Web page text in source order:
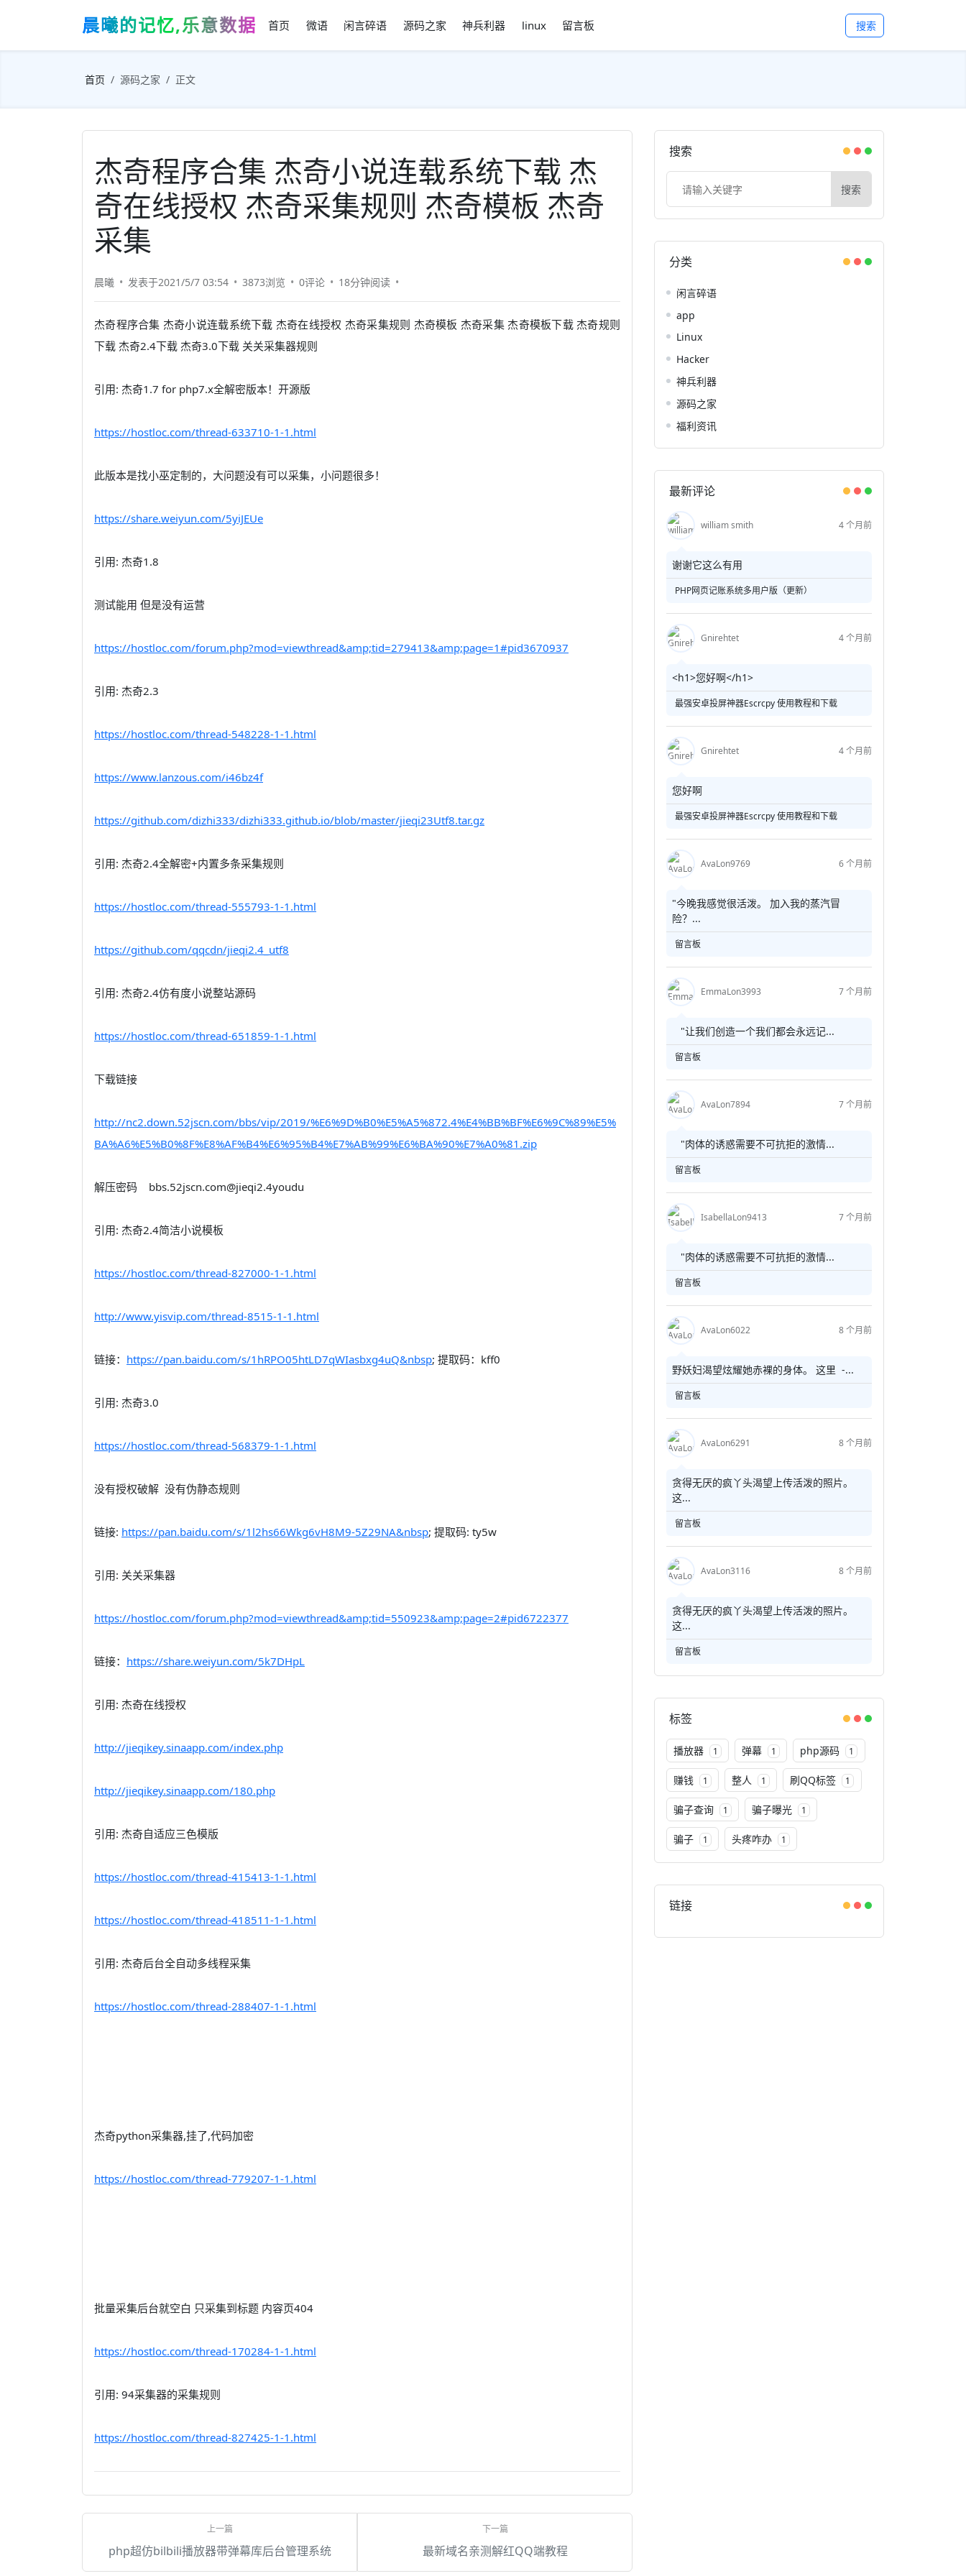
晨曦的记忆,乐意数据 首页 微语 闲言碎语 源码之家 神兵利器 linux 留言板 搜索
首页 源码之家 正文
杰奇程序合集 杰奇小说连载系统下载 杰
奇在线授权 杰奇采集规则 杰奇模板 杰奇
采集
晨曦 发表于2021/5/7 03:54 3873浏览 0评论 18分钟阅读
杰奇程序合集 杰奇小说连载系统下载 杰奇在线授权 杰奇采集规则 杰奇模板 杰奇采集 杰奇模板下载 杰奇规则
下载 杰奇2.4下载 杰奇3.0下载 关关采集器规则
引用: 杰奇1.7 for php7.x全解密版本！开源版
https://hostloc.com/thread-633710-1-1.html
此版本是找小巫定制的，大问题没有可以采集，小问题很多！
https://share.weiyun.com/5yiJEUe
引用: 杰奇1.8
测试能用 但是没有运营
https://hostloc.com/forum.php?mod=viewthread&amp;tid=279413&amp;page=1#pid3670937
引用: 杰奇2.3
https://hostloc.com/thread-548228-1-1.html
https://www.lanzous.com/i46bz4f
https://github.com/dizhi333/dizhi333.github.io/blob/master/jieqi23Utf8.tar.gz
引用: 杰奇2.4全解密+内置多条采集规则
https://hostloc.com/thread-555793-1-1.html
https://github.com/qqcdn/jieqi2.4_utf8
引用: 杰奇2.4仿有度小说整站源码
https://hostloc.com/thread-651859-1-1.html
下载链接
http://nc2.down.52jscn.com/bbs/vip/2019/%E6%9D%B0%E5%A5%872.4%E4%BB%BF%E6%9C%89%E5%
BA%A6%E5%B0%8F%E8%AF%B4%E6%95%B4%E7%AB%99%E6%BA%90%E7%A0%81.zip
解压密码 bbs.52jscn.com@jieqi2.4youdu
引用: 杰奇2.4简洁小说模板
https://hostloc.com/thread-827000-1-1.html
http://www.yisvip.com/thread-8515-1-1.html
链接： https://pan.baidu.com/s/1hRPO05htLD7qWIasbxg4uQ&nbsp; 提取码：kff0
引用: 杰奇3.0
https://hostloc.com/thread-568379-1-1.html
没有授权破解 没有伪静态规则
链接: https://pan.baidu.com/s/1l2hs66Wkg6vH8M9-5Z29NA&nbsp; 提取码: ty5w
引用: 关关采集器
https://hostloc.com/forum.php?mod=viewthread&amp;tid=550923&amp;page=2#pid6722377
链接： https://share.weiyun.com/5k7DHpL
引用: 杰奇在线授权
http://jieqikey.sinaapp.com/index.php
http://jieqikey.sinaapp.com/180.php
引用: 杰奇自适应三色模版
https://hostloc.com/thread-415413-1-1.html
https://hostloc.com/thread-418511-1-1.html
引用: 杰奇后台全自动多线程采集
https://hostloc.com/thread-288407-1-1.html
杰奇python采集器,挂了,代码加密
https://hostloc.com/thread-779207-1-1.html
批量采集后台就空白 只采集到标题 内容页404
https://hostloc.com/thread-170284-1-1.html
引用: 94采集器的采集规则
https://hostloc.com/thread-827425-1-1.html
php超仿bilbili播放器带弹幕库后台管理系统 最新域名亲测解红QQ端教程
搜索
搜索
分类
闲言碎语
app
Linux
Hacker
神兵利器
源码之家
福利资讯
最新评论
william smith 4 个月前
谢谢它这么有用
PHP网页记账系统多用户版（更新）
Gnirehtet 4 个月前
<h1>您好啊</h1>
最强安卓投屏神器Escrcpy 使用教程和下载
Gnirehtet 4 个月前
您好啊
最强安卓投屏神器Escrcpy 使用教程和下载
AvaLon9769 6 个月前
"今晚我感觉很活泼。 加入我的蒸汽冒
险？...
留言板
EmmaLon3993 7 个月前
"让我们创造一个我们都会永远记...
留言板
AvaLon7894 7 个月前
"肉体的诱惑需要不可抗拒的激情...
留言板
IsabellaLon9413 7 个月前
"肉体的诱惑需要不可抗拒的激情...
留言板
AvaLon6022 8 个月前
野妖妇渴望炫耀她赤裸的身体。 这里 -...
留言板
AvaLon6291 8 个月前
贪得无厌的疯丫头渴望上传活泼的照片。
这...
留言板
AvaLon3116 8 个月前
贪得无厌的疯丫头渴望上传活泼的照片。
这...
留言板
标签
播放器 1 弹幕 1 php源码 1
赚钱 1 整人 1 刷QQ标签 1
骗子查询 1 骗子曝光 1
骗子 1 头疼咋办 1
链接